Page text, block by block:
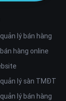
lý bán hàng
hàng online
lý sàn TMĐT
lý bán hàng